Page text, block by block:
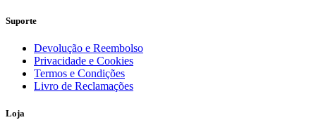
Suporte
Devolução e Reembolso
Privacidade e Cookies
Termos e Condições
Livro de Reclamações
Loja